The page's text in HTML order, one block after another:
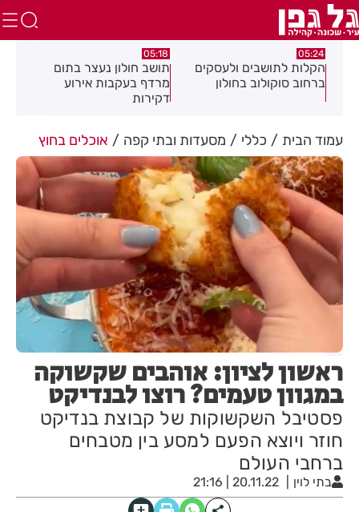
05:24
הקלות לתושבים ולעסקים
ברחוב סוקולוב בחולון
05:18
תושב חולון נעצר בתום
מרדף בעקבות אירוע
דקירות
עמוד הבית כללי מסעדות ובתי קפה אוכלים בחוץ
ראשון לציון: אוהבים שקשוקה
במגוון טעמים? רוצו לבנדיקט
פסטיבל השקשוקות של קבוצת בנדיקט
חוזר ויוצא הפעם למסע בין מטבחים
ברחבי העולם
בתי לוין 20.11.22 | 21:16